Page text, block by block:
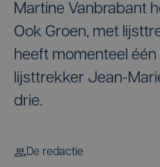
Martine Vanbrabant
Ook Groen, met
heeft momenteel één
lijsttrekker Jean-
drie.
De redactie